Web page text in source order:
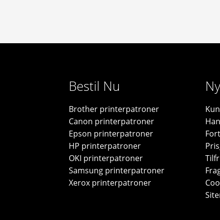
Bestil Nu
Brother printerpatroner
Canon printerpatroner
Epson printerpatroner
HP printerpatroner
OKI printerpatroner
Samsung printerpatroner
Xerox printerpatroner